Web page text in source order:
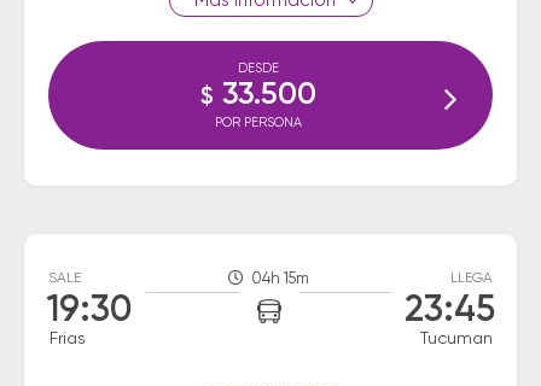
DESDE
$ 33.500
POR PERSONA
SALE
19:30
Frias
04h 15m LLEGA
23:45
Tucuman